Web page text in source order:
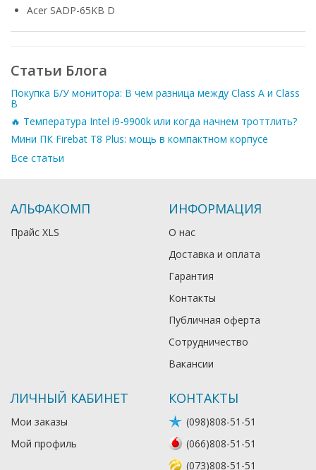
Acer SADP-65KB D
Статьи Блога
Покупка Б/У монитора: В чем разница между Class A и Class
B
🔥 Температура Intel i9-9900k или когда начнем троттлить?
Мини ПК Firebat T8 Plus: мощь в компактном корпусе
Все статьи
АЛЬФАКОМП
Прайс XLS
ИНФОРМАЦИЯ
О нас
Доставка и оплата
Гарантия
Контакты
Публичная оферта
Сотрудничество
Вакансии
ЛИЧНЫЙ КАБИНЕТ
Мои заказы
Мой профиль
КОНТАКТЫ
(098)808-51-51
(066)808-51-51
(073)808-51-51